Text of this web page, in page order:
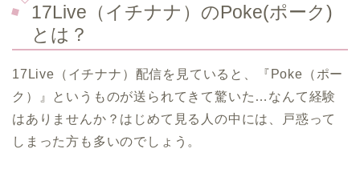
17Live（イチナナ）のPoke(ポーク)
とは？
17Live（イチナナ）配信を見ていると、『Poke（ポー
ク）』というものが送られてきて驚いた…なんて経験
はありませんか？はじめて見る人の中には、戸惑って
しまった方も多いのでしょう。